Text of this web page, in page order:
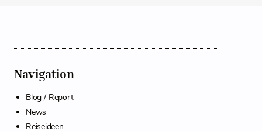
Navigation
Blog / Report
News
Reiseideen